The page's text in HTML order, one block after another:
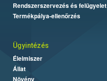
Rendszerszervezés és felügyelet
Termékpálya-ellenőrzés
Ügyintézés
Élelmiszer
Állat
Növény